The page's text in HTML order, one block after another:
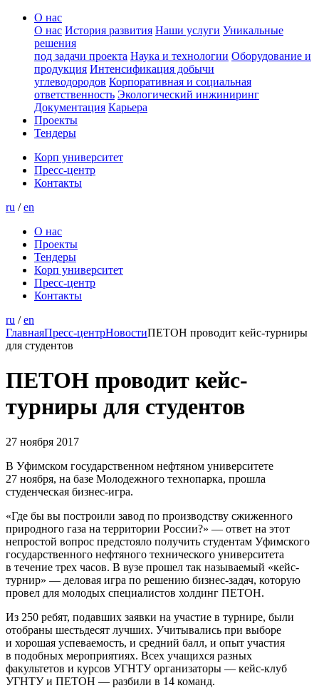
О нас
О нас История развития Наши услуги Уникальные
решения
под задачи проекта Наука и технологии Оборудование и
продукция Интенсификация добычи
углеводородов Корпоративная и социальная
ответственность Экологический инжиниринг
Документация Карьера
Проекты
Тендеры
Корп университет
Пресс-центр
Контакты
ru / en
О нас
Проекты
Тендеры
Корп университет
Пресс-центр
Контакты
ru / en
ГлавнаяПресс-центрНовостиПЕТОН проводит кейс-турниры
для студентов
ПЕТОН проводит кейс-
турниры для студентов
27 ноября 2017
В Уфимском государственном нефтяном университете
27 ноября, на базе Молодежного технопарка, прошла
студенческая бизнес-игра.
«Где бы вы построили завод по производству сжиженного
природного газа на территории России?» — ответ на этот
непростой вопрос предстояло получить студентам Уфимского
государственного нефтяного технического университета
в течение трех часов. В вузе прошел так называемый «кейс-
турнир» — деловая игра по решению бизнес-задач, которую
провел для молодых специалистов холдинг ПЕТОН.
Из 250 ребят, подавших заявки на участие в турнире, были
отобраны шестьдесят лучших. Учитывались при выборе
и хорошая успеваемость, и средний балл, и опыт участия
в подобных мероприятиях. Всех учащихся разных
факультетов и курсов УГНТУ организаторы — кейс-клуб
УГНТУ и ПЕТОН — разбили в 14 команд.